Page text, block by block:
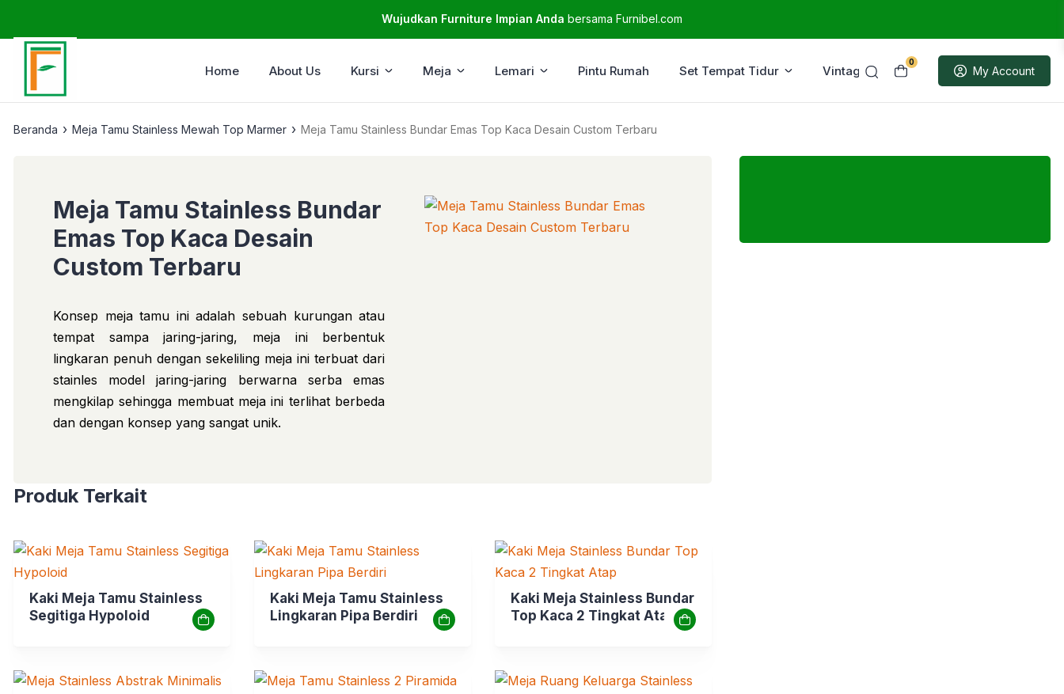
Wujudkan Furniture Impian Anda bersama Furnibel.com
0
My Account
Home About Us Kursi Meja Lemari Pintu Rumah Set Tempat Tidur Vintage Sample
Beranda › Meja Tamu Stainless Mewah Top Marmer › Meja Tamu Stainless Bundar Emas Top Kaca Desain Custom Terbaru
Meja Tamu Stainless Bundar
Emas Top Kaca Desain
Custom Terbaru
Konsep meja tamu ini adalah sebuah kurungan atau
tempat sampa jaring-jaring, meja ini berbentuk
lingkaran penuh dengan sekeliling meja ini terbuat dari
stainles model jaring-jaring berwarna serba emas
mengkilap sehingga membuat meja ini terlihat berbeda
dan dengan konsep yang sangat unik.
Produk Terkait
Kaki Meja Tamu Stainless
Segitiga Hypoloid
Kaki Meja Tamu Stainless
Lingkaran Pipa Berdiri
Kaki Meja Stainless Bundar
Top Kaca 2 Tingkat Atap